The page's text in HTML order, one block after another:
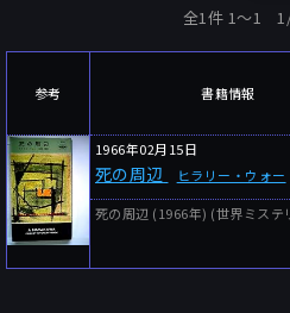
読者数
年代
年代と月の範囲
先月以降
全1件 1〜1
参考 書籍情報
1966年02月15日
死の周辺 ヒラリー・ウォー
死の周辺 (1966年) (世界ミステ